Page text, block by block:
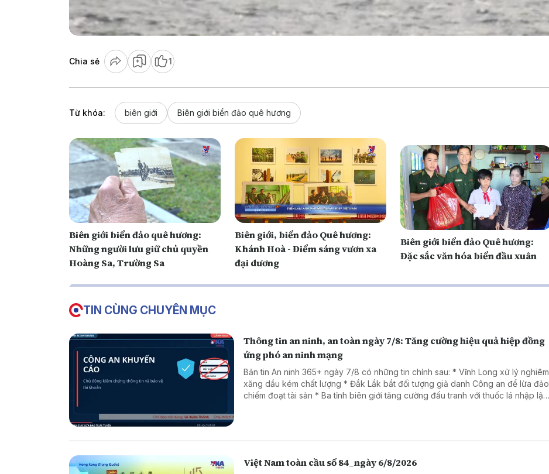
Chia sẻ 1
Từ khóa: biên giới Biên giới biển đảo quê hương
Biên giới biển đảo quê hương:
Những người lưu giữ chủ quyền
Hoàng Sa, Trường Sa
Biên giới, biển đảo Quê hương:
Khánh Hoà - Điểm sáng vươn xa
đại dương
Biên giới biển đảo Quê hương:
Đặc sắc văn hóa biển đầu xuân
TIN CÙNG CHUYÊN MỤC
Thông tin an ninh, an toàn ngày 7/8: Tăng cường hiệu quả hiệp đồng
ứng phó an ninh mạng
Bản tin An ninh 365+ ngày 7/8 có những tin chính sau: * Vĩnh Long xử lý nghiêm
xăng dầu kém chất lượng * Đắk Lắk bắt đối tượng giả danh Công an để lừa đảo
chiếm đoạt tài sản * Ba tỉnh biên giới tăng cường đấu tranh với thuốc lá nhập lậu
Việt Nam toàn cầu số 84_ngày 6/8/2026